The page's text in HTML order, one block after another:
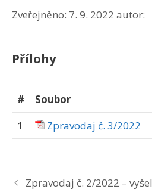
Zveřejněno: 7. 9. 2022 autor:
Přílohy
# Soubor
1
Zpravodaj č. 3/2022
Zpravodaj č. 2/2022 –